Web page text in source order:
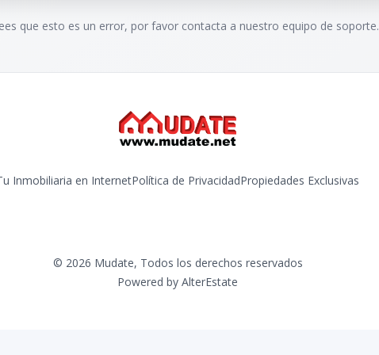
que esto es un error, por favor contacta a nuestro equipo de soporte.
Inmobiliaria en InternetPolítica de PrivacidadPropiedades Exclusivas
© 2026 Mudate, Todos los derechos reservados
Powered by AlterEstate